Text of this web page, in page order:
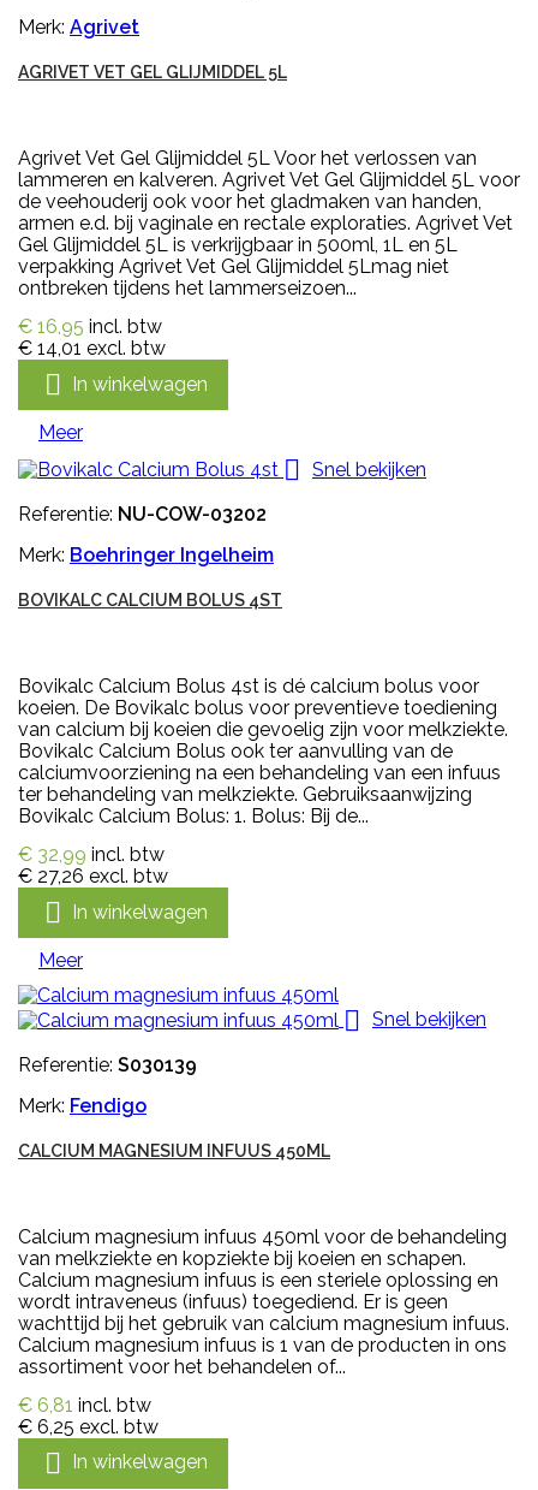
Merk: Agrivet
AGRIVET VET GEL GLIJMIDDEL 5L
Agrivet Vet Gel Glijmiddel 5L Voor het verlossen van
lammeren en kalveren. Agrivet Vet Gel Glijmiddel 5L voor
de veehouderij ook voor het gladmaken van handen,
armen e.d. bij vaginale en rectale exploraties. Agrivet Vet
Gel Glijmiddel 5L is verkrijgbaar in 500ml, 1L en 5L
verpakking Agrivet Vet Gel Glijmiddel 5Lmag niet
ontbreken tijdens het lammerseizoen...
€ 16,95 incl. btw
€ 14,01 excl. btw
 In winkelwagen
Meer

Snel bekijken
Referentie: NU-COW-03202
Merk: Boehringer Ingelheim
BOVIKALC CALCIUM BOLUS 4ST
Bovikalc Calcium Bolus 4st is dé calcium bolus voor
koeien. De Bovikalc bolus voor preventieve toediening
van calcium bij koeien die gevoelig zijn voor melkziekte.
Bovikalc Calcium Bolus ook ter aanvulling van de
calciumvoorziening na een behandeling van een infuus
ter behandeling van melkziekte. Gebruiksaanwijzing
Bovikalc Calcium Bolus: 1. Bolus: Bij de...
€ 32,99 incl. btw
€ 27,26 excl. btw
 In winkelwagen
Meer

Snel bekijken
Referentie: S030139
Merk: Fendigo
CALCIUM MAGNESIUM INFUUS 450ML
Calcium magnesium infuus 450ml voor de behandeling
van melkziekte en kopziekte bij koeien en schapen.
Calcium magnesium infuus is een steriele oplossing en
wordt intraveneus (infuus) toegediend. Er is geen
wachttijd bij het gebruik van calcium magnesium infuus.
Calcium magnesium infuus is 1 van de producten in ons
assortiment voor het behandelen of...
€ 6,81 incl. btw
€ 6,25 excl. btw
 In winkelwagen